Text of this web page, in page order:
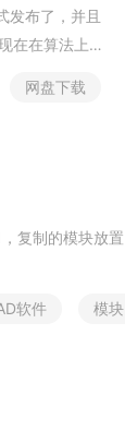
发布了 ， 并 且
在在算法 上效
网盘下载
， 复制的模块放置
D软件 模块